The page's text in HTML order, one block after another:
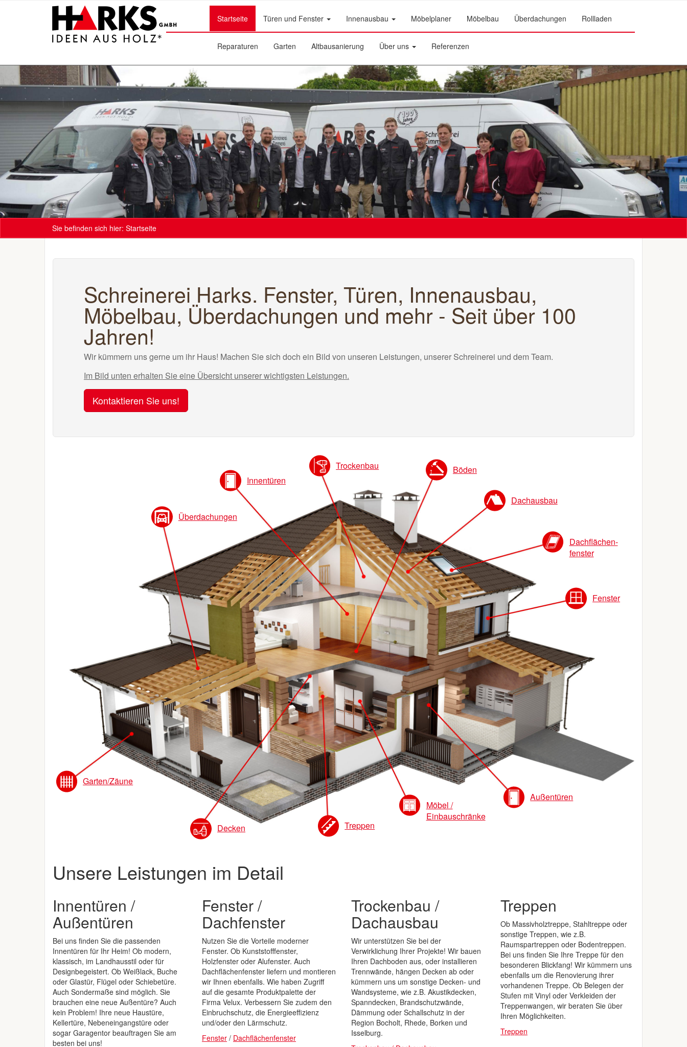
Startseite Türen und Fenster Innenausbau Möbelplaner Möbelbau Überdachungen Rollladen
Reparaturen Garten Altbausanierung Über uns Referenzen
Sie befinden sich hier: Startseite
Schreinerei Harks. Fenster, Türen, Innenausbau,
Möbelbau, Überdachungen und mehr - Seit über 100
Jahren!
Wir kümmern uns gerne um ihr Haus! Machen Sie sich doch ein Bild von unseren Leistungen, unserer Schreinerei und dem Team.
Im Bild unten erhalten Sie eine Übersicht unserer wichtigsten Leistungen.
Kontaktieren Sie uns!
Dachausbau
Böden
Dachflächen-
fenster
Fenster
Treppen
Möbel /
Einbauschränke
Innentüren
Außentüren
Trockenbau
Überdachungen
Garten/Zäune
Decken
Unsere Leistungen im Detail
Innentüren /
Außentüren
Bei uns finden Sie die passenden
Innentüren für Ihr Heim! Ob modern,
klassisch, im Landhausstil oder für
Designbegeistert. Ob Weißlack, Buche
oder Glastür, Flügel oder Schiebetüre.
Auch Sondermaße sind möglich. Sie
brauchen eine neue Außentüre? Auch
kein Problem! Ihre neue Haustüre,
Kellertüre, Nebeneingangstüre oder
sogar Garagentor beauftragen Sie am
besten bei uns!
Fenster /
Dachfenster
Nutzen Sie die Vorteile moderner
Fenster. Ob Kunststofffenster,
Holzfenster oder Alufenster. Auch
Dachflächenfenster liefern und montieren
wir Ihnen ebenfalls. Wie haben Zugriff
auf die gesamte Produktpalette der
Firma Velux. Verbessern Sie zudem den
Einbruchschutz, die Energieeffizienz
und/oder den Lärmschutz.
Fenster / Dachflächenfenster
Trockenbau /
Dachausbau
Wir unterstützen Sie bei der
Verwirklichung Ihrer Projekte! Wir bauen
Ihren Dachboden aus, oder installieren
Trennwände, hängen Decken ab oder
kümmern uns um sonstige Decken- und
Wandsysteme, wie z.B. Akustikdecken,
Spanndecken, Brandschutzwände,
Dämmung oder Schallschutz in der
Region Bocholt, Rhede, Borken und
Isselburg.
Treppen
Ob Massivholztreppe, Stahltreppe oder
sonstige Treppen, wie z.B.
Raumspartreppen oder Bodentreppen.
Bei uns finden Sie Ihre Treppe für den
besonderen Blickfang! Wir kümmern uns
ebenfalls um die Renovierung ihrer
vorhandenen Treppe. Ob Belegen der
Stufen mit Vinyl oder Verkleiden der
Treppenwangen, wir beraten Sie über
Ihren Möglichkeiten.
Treppen